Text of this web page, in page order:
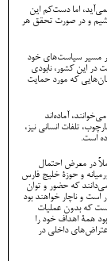
اما دست‌کم این
باشیم و در صورت تحقق هر
مسیر سیاست‌های خود
در این کشور، نابودی
که مورد حمایت
آماده‌اند
تلفات انسانی نیز،
است.
در معرض احتمال
و حوزۀ خلیج فارس
که حضور و توان
است و ناچار خواهند بود
است که بدون عملیات
همۀ اهداف خود را
داخلی در